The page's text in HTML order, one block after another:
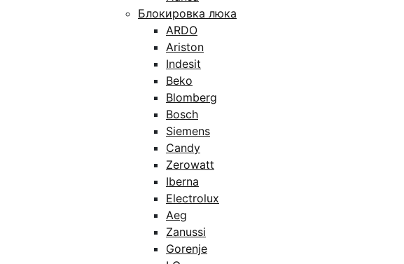
Блокировка люка
ARDO
Ariston
Indesit
Beko
Blomberg
Bosch
Siemens
Candy
Zerowatt
Iberna
Electrolux
Aeg
Zanussi
Gorenje